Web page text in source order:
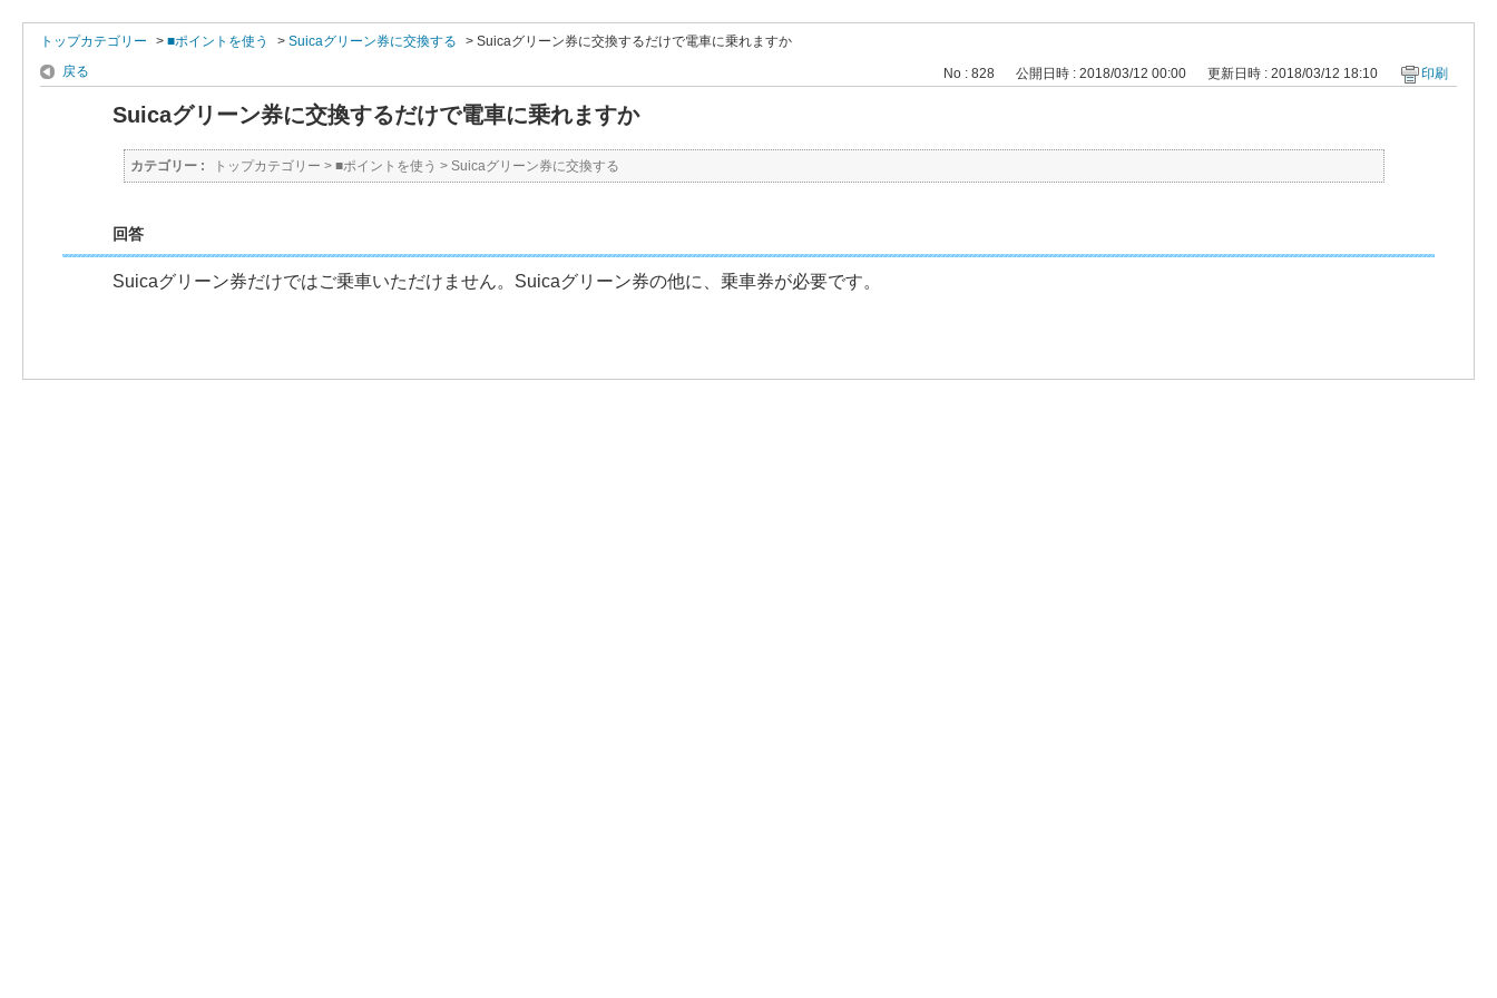
トップカテゴリー > ■ポイントを使う > Suicaグリーン券に交換する > Suicaグリーン券に交換するだけで電車に乗れますか
戻る
No : 828 公開日時 : 2018/03/12 00:00 更新日時 : 2018/03/12 18:10 印刷
Suicaグリーン券に交換するだけで電車に乗れますか
カテゴリー : トップカテゴリー > ■ポイントを使う > Suicaグリーン券に交換する
回答
Suicaグリーン券だけではご乗車いただけません。Suicaグリーン券の他に、乗車券が必要です。